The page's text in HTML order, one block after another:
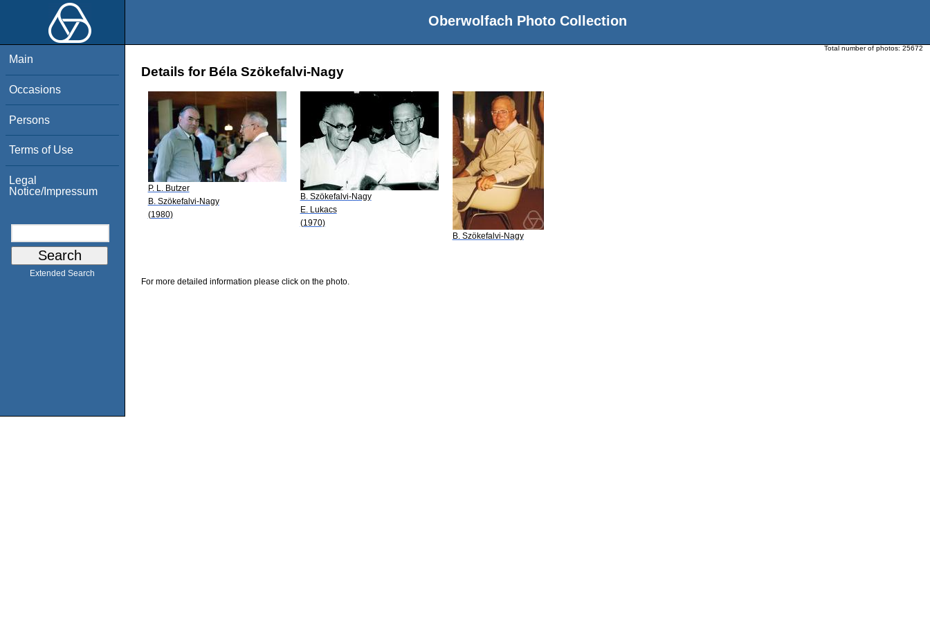
Oberwolfach Photo Collection
Main
Occasions
Persons
Terms of Use
Legal
Notice/Impressum
Extended Search
Total number of photos: 25672
Details for Béla Szökefalvi-Nagy
P. L. Butzer
B. Szökefalvi-Nagy
(1980)
B. Szökefalvi-Nagy
E. Lukacs
(1970)
B. Szökefalvi-Nagy
For more detailed information please click on the photo.